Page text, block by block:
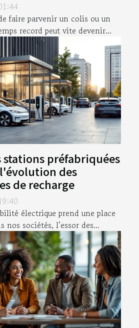
faire parvenir un colis ou un
record peut vite devenir...
stations préfabriquées
des
de recharge
électrique prend une place
nos sociétés, l’essor des...